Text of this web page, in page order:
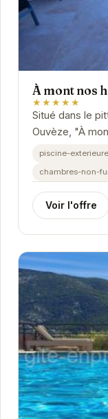
À mont nos
★★★★★
Situé dans le
Ouvèze, "À
pour des
piscine-exterieure
chambres-non-
Voir l'offre